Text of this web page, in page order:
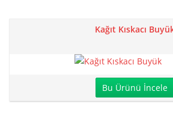
Kağıt Kıskacı
Bu Ürünü İncele